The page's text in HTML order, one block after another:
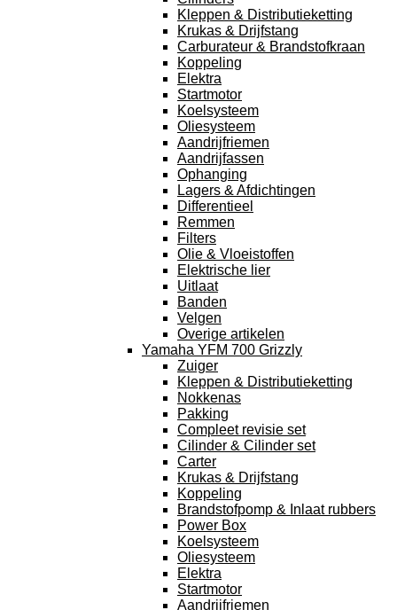
Kleppen & Distributieketting
Krukas & Drijfstang
Carburateur & Brandstofkraan
Koppeling
Elektra
Startmotor
Koelsysteem
Oliesysteem
Aandrijfriemen
Aandrijfassen
Ophanging
Lagers & Afdichtingen
Differentieel
Remmen
Filters
Olie & Vloeistoffen
Elektrische lier
Uitlaat
Banden
Velgen
Overige artikelen
Yamaha YFM 700 Grizzly
Zuiger
Kleppen & Distributieketting
Nokkenas
Pakking
Compleet revisie set
Cilinder & Cilinder set
Carter
Krukas & Drijfstang
Koppeling
Brandstofpomp & Inlaat rubbers
Power Box
Koelsysteem
Oliesysteem
Elektra
Startmotor
Aandrijfriemen